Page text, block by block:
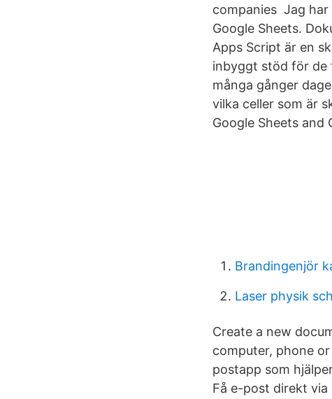
companies Jag
Google Sheets.
Apps Script är en
inbyggt stöd för de
många gånger
vilka celler som är
Google Sheets and
Brandingenjör
Laser physik
Create a new
computer, phone
postapp som
Få e-post direkt via